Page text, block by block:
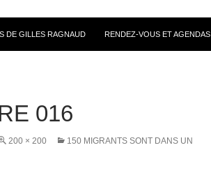
DE GILLES RAGNAUD RENDEZ-VOUS ET AGENDAS
016
200 × 200
150 MIGRANTS SONT DANS UN